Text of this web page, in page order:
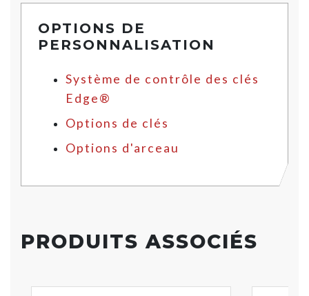
OPTIONS DE
PERSONNALISATION
Système de contrôle des clés
Edge®
Options de clés
Options d'arceau
PRODUITS ASSOCIÉS